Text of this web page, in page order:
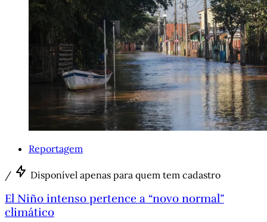
Reportagem
/ Disponível apenas para quem tem cadastro
El Niño intenso pertence a “novo normal”
climático